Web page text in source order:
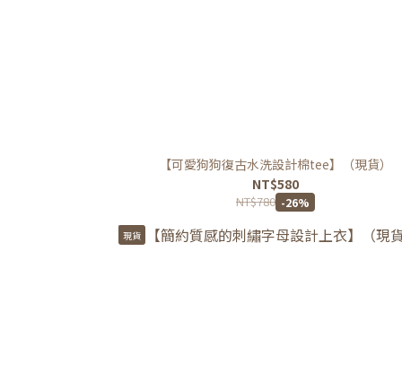
【可愛狗狗復古水洗設計棉tee】（現貨）
NT$580
NT$780 -26%
現貨